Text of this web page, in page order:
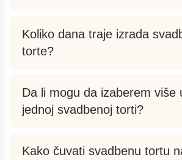
Koliko dana traje izrada
torte?
Da li mogu da izaberem više
jednoj svadbenoj torti?
Kako čuvati svadbenu tortu